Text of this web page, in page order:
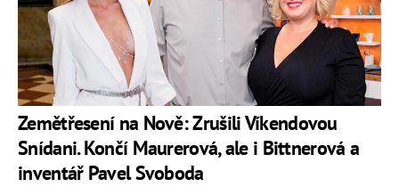
Zemětřesení na Nově: Zrušili Víkendovou
Snídani. Končí Maurerová, ale i Bittnerová a
inventář Pavel Svoboda